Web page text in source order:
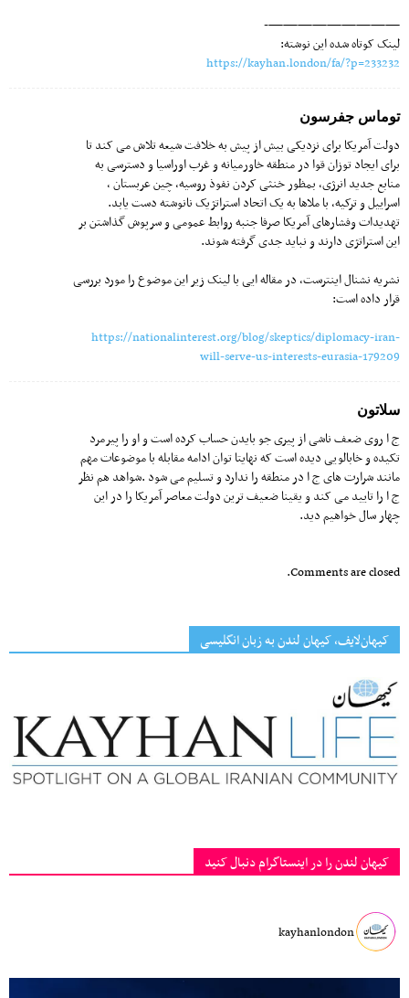
—————————-
لینک کوتاه شده این نوشته:
https://kayhan.london/fa/?p=233232
توماس جفرسون
دولت آمریکا برای نزدیکی بیش از پیش به خلافت شیعه تلاش می کند تا
برای ایجاد توزان قوا در منطقه خاورمیانه و غرب اوراسیا و دسترسی به
منابع جدید انرژی، بمظور خنثی کردن نفوذ روسیه، چین عربستان ،
اسراییل و ترکیه، با ملاها به یک اتحاد استراتژیک نانوشته دست یابد.
تهدیدات و‌فشارهای آمریکا صرفا جنبه روابط عمومی و سرپوش گذاشتن بر
این استراتژی دارند و نباید جدی گرفته شوند.
نشریه نشنال اینترست، در مقاله ایی با لینک زیر این موضوع را مورد بررسی
قرار داده است:
https://nationalinterest.org/blog/skeptics/diplomacy-iran-
will-serve-us-interests-eurasia-179209
سلاتون
ج ا روی ضعف ناشی از پیری جو بایدن حساب کرده است و او را پیرمرد
تکیده و خابالویی دیده است که نهایتا توان ادامه مقابله با موضوعات مهم
مانند شرارت های ج ا در منطقه را ندارد و تسلیم می شود .شواهد هم نظر
ج ا را تایید می کند و یقینا ضعیف ترین دولت معاصر آمریکا را در این
چهار سال خواهیم دید.
Comments are closed.
کیهان‌لایف، کیهان لندن به زبان انگلیسی
کیهان لندن را در اینستاگرام دنبال کنید
kayhanlondon